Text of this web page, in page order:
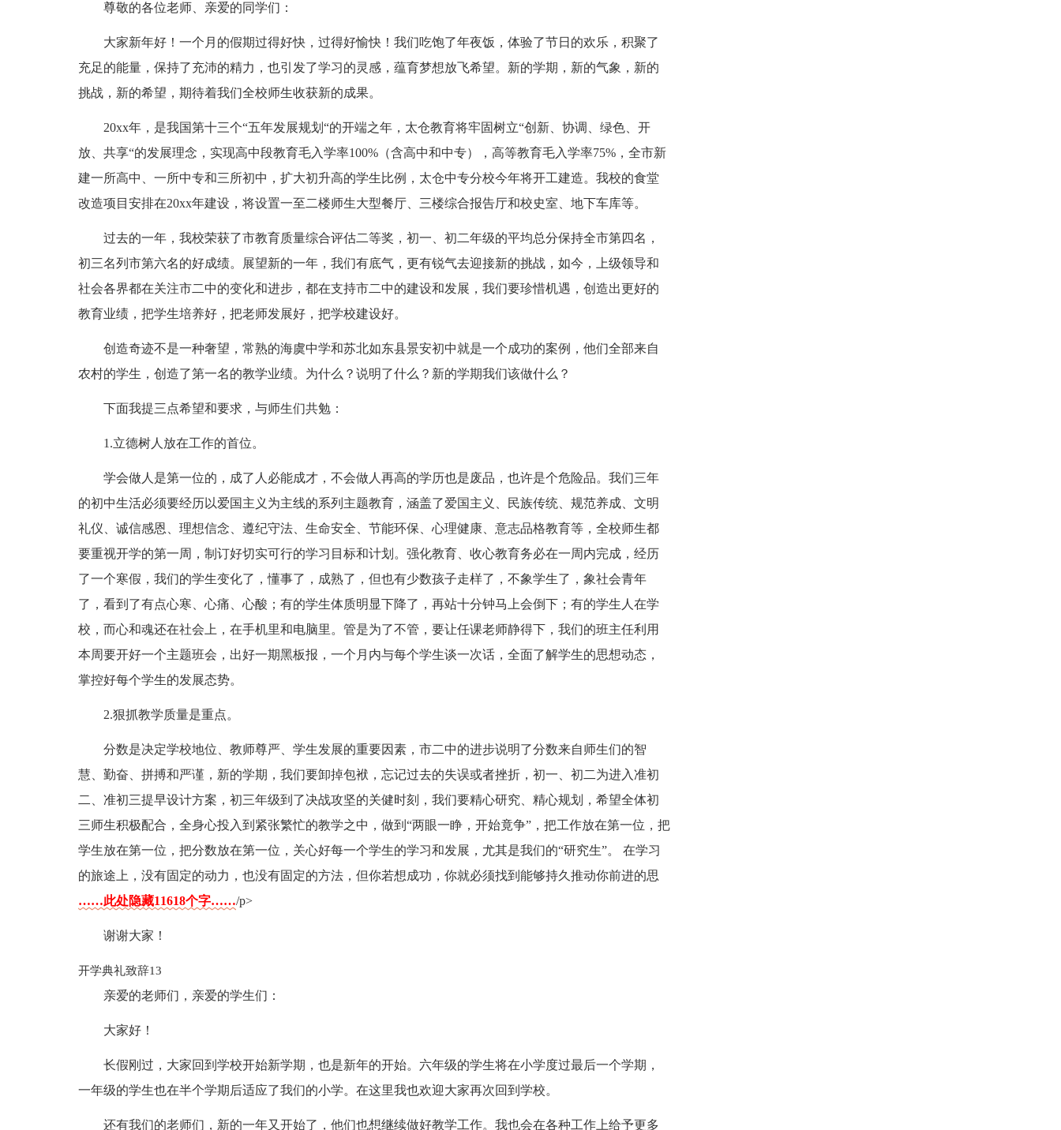
尊敬的各位老师、亲爱的同学们：
大家新年好！一个月的假期过得好快，过得好愉快！我们吃饱了年夜饭，体验了节日的欢乐，积聚了
充足的能量，保持了充沛的精力，也引发了学习的灵感，蕴育梦想放飞希望。新的学期，新的气象，新的
挑战，新的希望，期待着我们全校师生收获新的成果。
20xx年，是我国第十三个“五年发展规划“的开端之年，太仓教育将牢固树立“创新、协调、绿色、开
放、共享“的发展理念，实现高中段教育毛入学率100%（含高中和中专），高等教育毛入学率75%，全市新
建一所高中、一所中专和三所初中，扩大初升高的学生比例，太仓中专分校今年将开工建造。我校的食堂
改造项目安排在20xx年建设，将设置一至二楼师生大型餐厅、三楼综合报告厅和校史室、地下车库等。
过去的一年，我校荣获了市教育质量综合评估二等奖，初一、初二年级的平均总分保持全市第四名，
初三名列市第六名的好成绩。展望新的一年，我们有底气，更有锐气去迎接新的挑战，如今，上级领导和
社会各界都在关注市二中的变化和进步，都在支持市二中的建设和发展，我们要珍惜机遇，创造出更好的
教育业绩，把学生培养好，把老师发展好，把学校建设好。
创造奇迹不是一种奢望，常熟的海虞中学和苏北如东县景安初中就是一个成功的案例，他们全部来自
农村的学生，创造了第一名的教学业绩。为什么？说明了什么？新的学期我们该做什么？
下面我提三点希望和要求，与师生们共勉：
1.立德树人放在工作的首位。
学会做人是第一位的，成了人必能成才，不会做人再高的学历也是废品，也许是个危险品。我们三年
的初中生活必须要经历以爱国主义为主线的系列主题教育，涵盖了爱国主义、民族传统、规范养成、文明
礼仪、诚信感恩、理想信念、遵纪守法、生命安全、节能环保、心理健康、意志品格教育等，全校师生都
要重视开学的第一周，制订好切实可行的学习目标和计划。强化教育、收心教育务必在一周内完成，经历
了一个寒假，我们的学生变化了，懂事了，成熟了，但也有少数孩子走样了，不象学生了，象社会青年
了，看到了有点心寒、心痛、心酸；有的学生体质明显下降了，再站十分钟马上会倒下；有的学生人在学
校，而心和魂还在社会上，在手机里和电脑里。管是为了不管，要让任课老师静得下，我们的班主任利用
本周要开好一个主题班会，出好一期黑板报，一个月内与每个学生谈一次话，全面了解学生的思想动态，
掌控好每个学生的发展态势。
2.狠抓教学质量是重点。
分数是决定学校地位、教师尊严、学生发展的重要因素，市二中的进步说明了分数来自师生们的智
慧、勤奋、拼搏和严谨，新的学期，我们要卸掉包袱，忘记过去的失误或者挫折，初一、初二为进入准初
二、准初三提早设计方案，初三年级到了决战攻坚的关健时刻，我们要精心研究、精心规划，希望全体初
三师生积极配合，全身心投入到紧张繁忙的教学之中，做到“两眼一睁，开始竟争”，把工作放在第一位，把
学生放在第一位，把分数放在第一位，关心好每一个学生的学习和发展，尤其是我们的“研究生”。 在学习
的旅途上，没有固定的动力，也没有固定的方法，但你若想成功，你就必须找到能够持久推动你前进的思
……此处隐藏11618个字……/p>
谢谢大家！
开学典礼致辞13
亲爱的老师们，亲爱的学生们：
大家好！
长假刚过，大家回到学校开始新学期，也是新年的开始。六年级的学生将在小学度过最后一个学期，
一年级的学生也在半个学期后适应了我们的小学。在这里我也欢迎大家再次回到学校。
还有我们的老师们，新的一年又开始了，他们也想继续做好教学工作。我也会在各种工作上给予更多